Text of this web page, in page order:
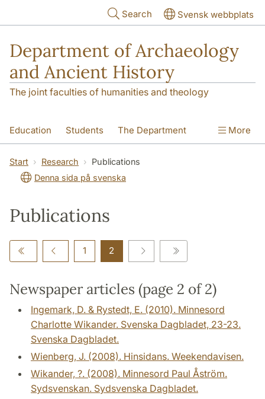
Search Svensk webbplats
Department of Archaeology
and Ancient History
The joint faculties of humanities and theology
Education Students The Department
Research Contact
More
Start Research
Publications
Denna sida på svenska
Publications
1 2
Newspaper articles (page 2 of 2)
Ingemark, D. & Rystedt, E. (2010). Minnesord
Charlotte Wikander. Svenska Dagbladet, 23-23.
Svenska Dagbladet.
Wienberg, J. (2008). Hinsidans. Weekendavisen.
Wikander, ?. (2008). Minnesord Paul Åström.
Sydsvenskan. Sydsvenska Dagbladet.